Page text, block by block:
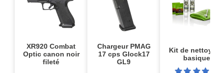
XR920 Combat
Optic canon noir
fileté
Chargeur PMAG
17 cps Glock17
GL9
Kit de
basique